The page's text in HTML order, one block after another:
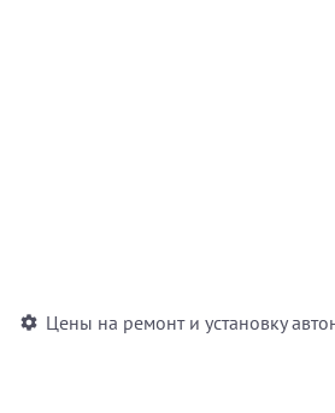
Цены на ремонт и установку